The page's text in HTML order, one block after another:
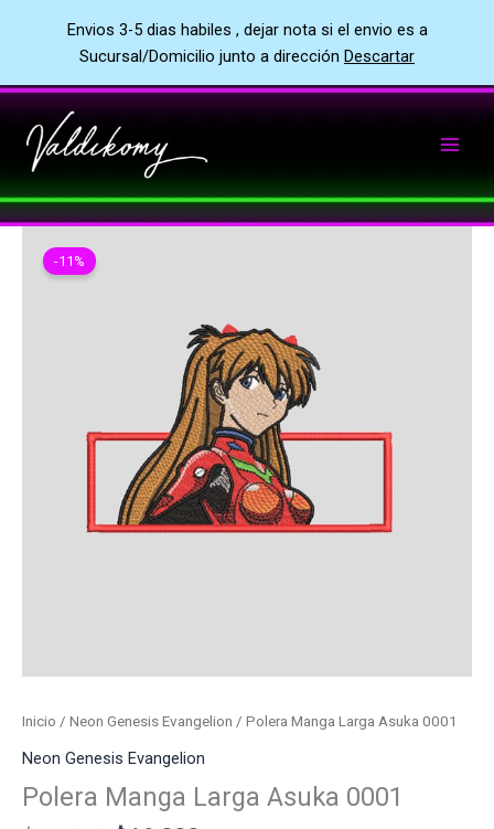
Envios 3-5 dias habiles , dejar nota si el envio es a
Sucursal/Domicilio junto a dirección Descartar
al
contenido
-11%
Inicio / Neon Genesis Evangelion / Polera Manga Larga Asuka 0001
Neon Genesis Evangelion
Polera Manga Larga Asuka 0001